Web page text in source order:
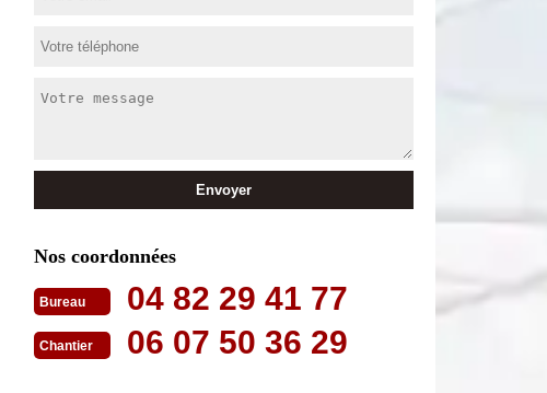
Nos coordonnées
Bureau 04 82 29 41 77
Chantier 06 07 50 36 29